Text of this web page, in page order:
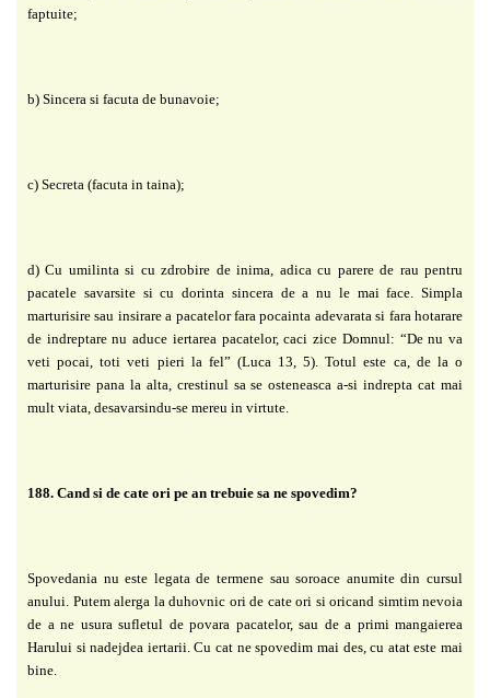
faptuite;
b) Sincera si facuta de bunavoie;
c) Secreta (facuta in taina);
d) Cu umilinta si cu zdrobire de inima, adica cu parere de rau pentru
pacatele savarsite si cu dorinta sincera de a nu le mai face. Simpla
marturisire sau insirare a pacatelor fara pocainta adevarata si fara hotarare
de indreptare nu aduce iertarea pacatelor, caci zice Domnul: “De nu va
veti pocai, toti veti pieri la fel” (Luca 13, 5). Totul este ca, de la o
marturisire pana la alta, crestinul sa se osteneasca a-si indrepta cat mai
mult viata, desavarsindu-se mereu in virtute.
188. Cand si de cate ori pe an trebuie sa ne spovedim?
Spovedania nu este legata de termene sau soroace anumite din cursul
anului. Putem alerga la duhovnic ori de cate ori si oricand simtim nevoia
de a ne usura sufletul de povara pacatelor, sau de a primi mangaierea
Harului si nadejdea iertarii. Cu cat ne spovedim mai des, cu atat este mai
bine.